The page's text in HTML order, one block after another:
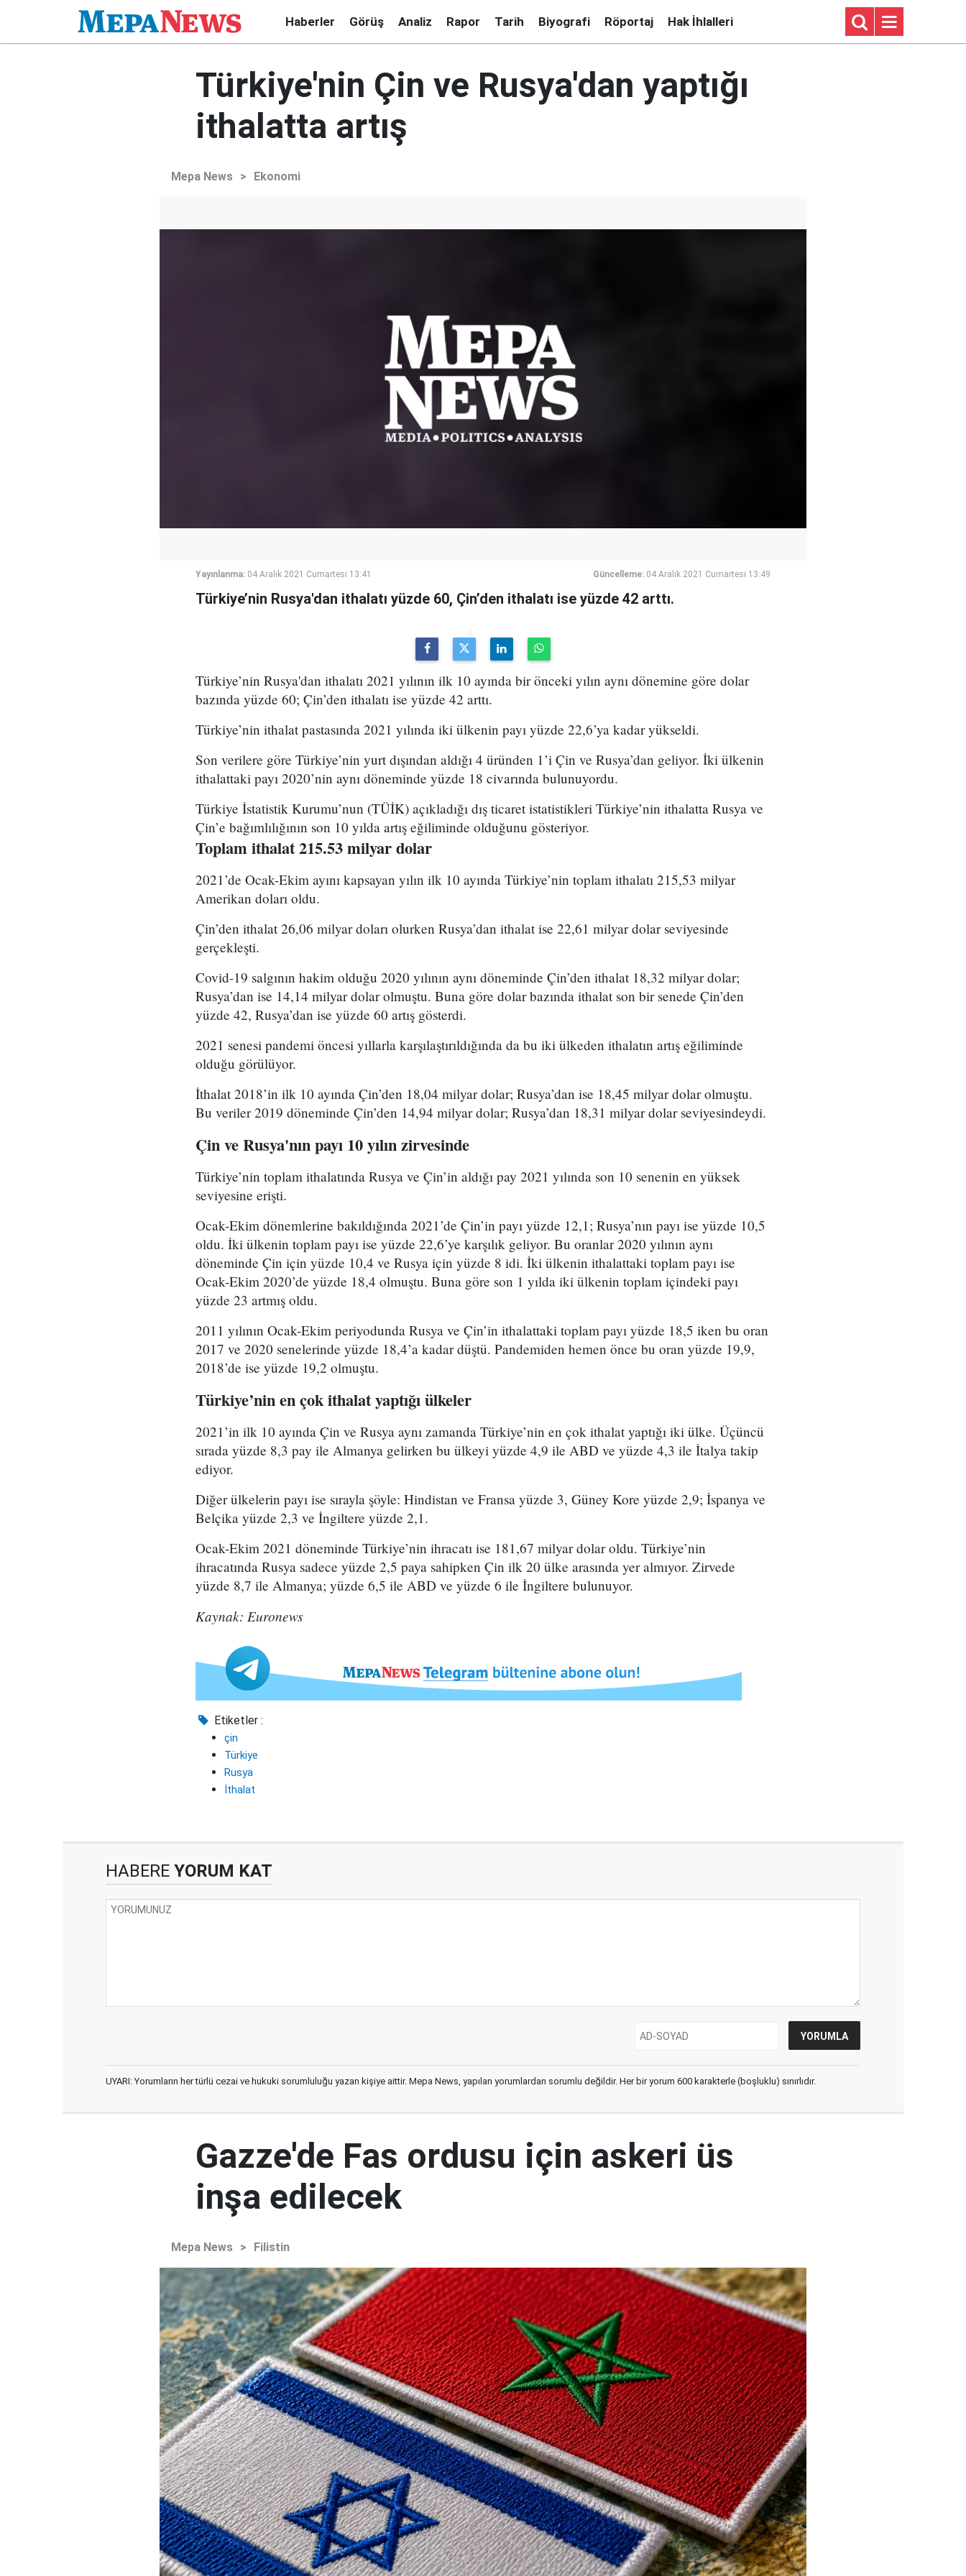
Haberler Görüş Analiz Rapor Tarih Biyografi Röportaj Hak İhlalleri
Türkiye'nin Çin ve Rusya'dan yaptığı
ithalatta artış
Mepa News > Ekonomi
Yayınlanma: 04 Aralık 2021 Cumartesi 13:41 Güncelleme: 04 Aralık 2021 Cumartesi 13:49
Türkiye’nin Rusya'dan ithalatı yüzde 60, Çin’den ithalatı ise yüzde 42 arttı.
Türkiye’nin Rusya'dan ithalatı 2021 yılının ilk 10 ayında bir önceki yılın aynı dönemine göre dolar
bazında yüzde 60; Çin’den ithalatı ise yüzde 42 arttı.
Türkiye’nin ithalat pastasında 2021 yılında iki ülkenin payı yüzde 22,6’ya kadar yükseldi.
Son verilere göre Türkiye’nin yurt dışından aldığı 4 üründen 1’i Çin ve Rusya’dan geliyor. İki ülkenin
ithalattaki payı 2020’nin aynı döneminde yüzde 18 civarında bulunuyordu.
Türkiye İstatistik Kurumu’nun (TÜİK) açıkladığı dış ticaret istatistikleri Türkiye’nin ithalatta Rusya ve
Çin’e bağımlılığının son 10 yılda artış eğiliminde olduğunu gösteriyor.
Toplam ithalat 215.53 milyar dolar
2021’de Ocak-Ekim ayını kapsayan yılın ilk 10 ayında Türkiye’nin toplam ithalatı 215,53 milyar
Amerikan doları oldu.
Çin’den ithalat 26,06 milyar doları olurken Rusya’dan ithalat ise 22,61 milyar dolar seviyesinde
gerçekleşti.
Covid-19 salgının hakim olduğu 2020 yılının aynı döneminde Çin’den ithalat 18,32 milyar dolar;
Rusya’dan ise 14,14 milyar dolar olmuştu. Buna göre dolar bazında ithalat son bir senede Çin’den
yüzde 42, Rusya’dan ise yüzde 60 artış gösterdi.
2021 senesi pandemi öncesi yıllarla karşılaştırıldığında da bu iki ülkeden ithalatın artış eğiliminde
olduğu görülüyor.
İthalat 2018’in ilk 10 ayında Çin’den 18,04 milyar dolar; Rusya’dan ise 18,45 milyar dolar olmuştu.
Bu veriler 2019 döneminde Çin’den 14,94 milyar dolar; Rusya’dan 18,31 milyar dolar seviyesindeydi.
Çin ve Rusya'nın payı 10 yılın zirvesinde
Türkiye’nin toplam ithalatında Rusya ve Çin’in aldığı pay 2021 yılında son 10 senenin en yüksek
seviyesine erişti.
Ocak-Ekim dönemlerine bakıldığında 2021’de Çin’in payı yüzde 12,1; Rusya’nın payı ise yüzde 10,5
oldu. İki ülkenin toplam payı ise yüzde 22,6’ye karşılık geliyor. Bu oranlar 2020 yılının aynı
döneminde Çin için yüzde 10,4 ve Rusya için yüzde 8 idi. İki ülkenin ithalattaki toplam payı ise
Ocak-Ekim 2020’de yüzde 18,4 olmuştu. Buna göre son 1 yılda iki ülkenin toplam içindeki payı
yüzde 23 artmış oldu.
2011 yılının Ocak-Ekim periyodunda Rusya ve Çin’in ithalattaki toplam payı yüzde 18,5 iken bu oran
2017 ve 2020 senelerinde yüzde 18,4’a kadar düştü. Pandemiden hemen önce bu oran yüzde 19,9,
2018’de ise yüzde 19,2 olmuştu.
Türkiye’nin en çok ithalat yaptığı ülkeler
2021’in ilk 10 ayında Çin ve Rusya aynı zamanda Türkiye’nin en çok ithalat yaptığı iki ülke. Üçüncü
sırada yüzde 8,3 pay ile Almanya gelirken bu ülkeyi yüzde 4,9 ile ABD ve yüzde 4,3 ile İtalya takip
ediyor.
Diğer ülkelerin payı ise sırayla şöyle: Hindistan ve Fransa yüzde 3, Güney Kore yüzde 2,9; İspanya ve
Belçika yüzde 2,3 ve İngiltere yüzde 2,1.
Ocak-Ekim 2021 döneminde Türkiye’nin ihracatı ise 181,67 milyar dolar oldu. Türkiye’nin
ihracatında Rusya sadece yüzde 2,5 paya sahipken Çin ilk 20 ülke arasında yer almıyor. Zirvede
yüzde 8,7 ile Almanya; yüzde 6,5 ile ABD ve yüzde 6 ile İngiltere bulunuyor.
Kaynak: Euronews
Etiketler :
çin
Türkiye
Rusya
İthalat
HABERE YORUM KAT
UYARI: Yorumların her türlü cezai ve hukuki sorumluluğu yazan kişiye aittir. Mepa News, yapılan yorumlardan sorumlu değildir. Her bir yorum 600 karakterle (boşluklu) sınırlıdır.
Gazze'de Fas ordusu için askeri üs
inşa edilecek
Mepa News > Filistin